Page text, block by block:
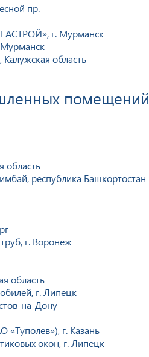
пр.
г. Мурманск
Мурманск
область
помещений
область
республика Башкортостан
г. Воронеж
область
г. Липецк
на-Дону
г. Казань
окон, г. Липецк